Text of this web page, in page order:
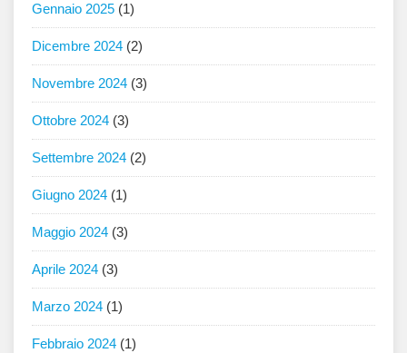
Gennaio 2025 (1)
Dicembre 2024 (2)
Novembre 2024 (3)
Ottobre 2024 (3)
Settembre 2024 (2)
Giugno 2024 (1)
Maggio 2024 (3)
Aprile 2024 (3)
Marzo 2024 (1)
Febbraio 2024 (1)